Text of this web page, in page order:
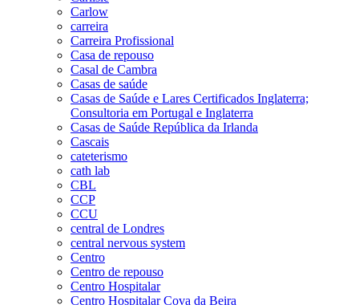
Carlow
carreira
Carreira Profissional
Casa de repouso
Casal de Cambra
Casas de saúde
Casas de Saúde e Lares Certificados Inglaterra;
Consultoria em Portugal e Inglaterra
Casas de Saúde República da Irlanda
Cascais
cateterismo
cath lab
CBL
CCP
CCU
central de Londres
central nervous system
Centro
Centro de repouso
Centro Hospitalar
Centro Hospitalar Cova da Beira